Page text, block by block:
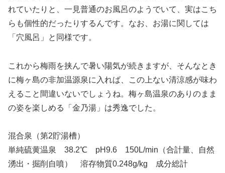
れていたりと、一見普通のお風呂のようでいて、実はこち
らも個性的だったりするんです。なお、お湯に関しては
「穴風呂」と同様です。
これから梅雨を挟んで暑い陽気が続きますが、そんなとき
に梅ヶ島の非加温源泉に入れば、この上ない清涼感が味わ
えること間違いないでしょうね。梅ヶ島温泉のありのまま
の姿を楽しめる「金乃湯」は秀逸でした。
混合泉（第2貯湯槽）
単純硫黄温泉 38.2℃ pH9.6 150L/min（合計量、自然
湧出・掘削自噴） 溶存物質0.248g/kg 成分総計